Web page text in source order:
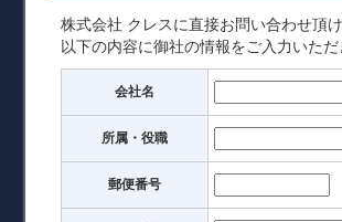
株式会社 クレスに直接お問い合わせ頂け
以下の内容に御社の情報をご入力いた
会社名
所属・役職
郵便番号